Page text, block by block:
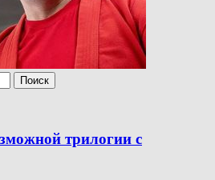
трилогии с